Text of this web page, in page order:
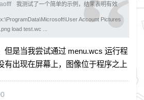
我测试了一个简单的示例，结果表明有效
Account Pictures
load test.wc ...
但是当我尝试通过 menu.wcs 运行程
有出现在屏幕上，图像位于程序之上